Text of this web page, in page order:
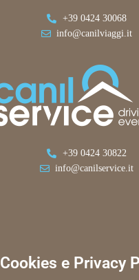
+39 0424 30068
info@canilviaggi.it
+39 0424 30822
info@canilservice.it
Cookies e Privacy